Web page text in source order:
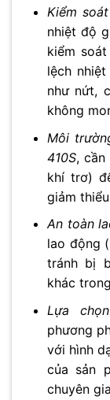
Kiểm
nhiệt độ
kiểm
lệch
như nứt,
không
Môi
410S, cần
khí trơ)
giảm
An toàn
lao động
tránh bị
khác
Lựa
phương
với hình
của sản
chuyên